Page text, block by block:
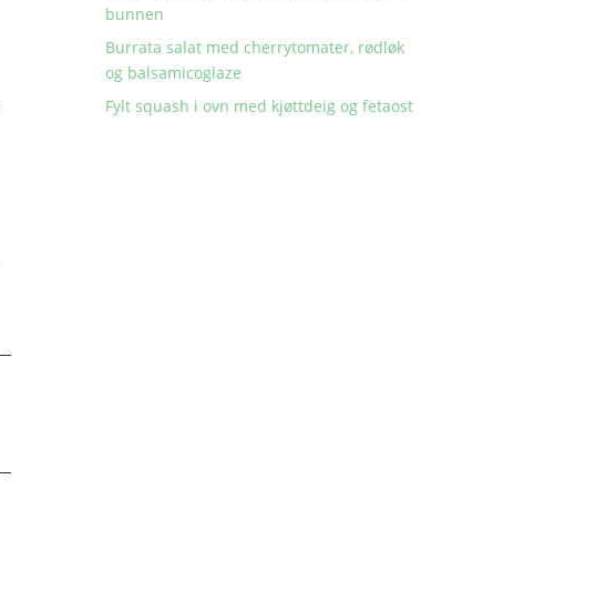
bunnen
Burrata salat med cherrytomater, rødløk
og balsamicoglaze
Fylt squash i ovn med kjøttdeig og fetaost